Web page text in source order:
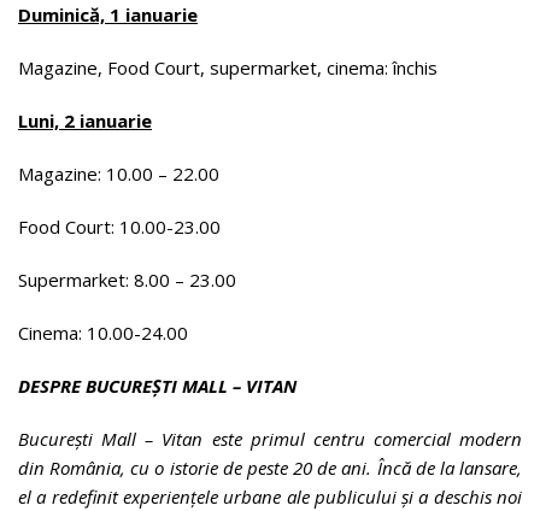
Duminică, 1 ianuarie
Magazine, Food Court, supermarket, cinema: închis
Luni, 2 ianuarie
Magazine: 10.00 – 22.00
Food Court: 10.00-23.00
Supermarket: 8.00 – 23.00
Cinema: 10.00-24.00
DESPRE BUCUREȘTI MALL – VITAN
București Mall – Vitan este primul centru comercial modern
din România, cu o istorie de peste 20 de ani. Încă de la lansare,
el a redefinit experiențele urbane ale publicului și a deschis noi